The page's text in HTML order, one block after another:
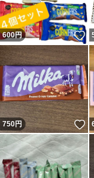
600円
750円